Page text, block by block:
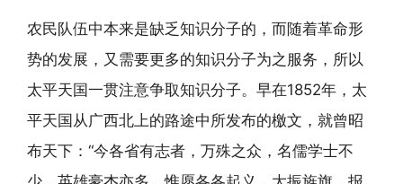
农民队伍中本来是缺乏知识分子的，而随着革命形
势的发展，又需要更多的知识分子为之服务，所以
太平天国一贯注意争取知识分子。早在1852年，太
平天国从广西北上的路途中所发布的檄文，就曾昭
布天下：“今各省有志者，万殊之众，名儒学士不